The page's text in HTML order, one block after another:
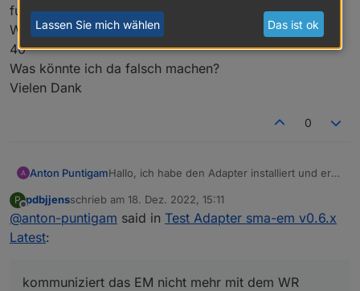
funktioniert es wieder.
Wechselrichter ist ein sunny tripower se STP10.0-3SE-
40
Was könnte ich da falsch machen?
Vielen Dank
0
Anton PuntigamHallo, ich habe den Adapter installiert und er
Werte. Jedoch nach 15-20 Minuten
kommuniziert das EM nicht mehr mit dem WR.
Wechselrichter ist ein sunny tripower se
P
Offline
pdbjjensschrieb am 18. Dez. 2022, 15:11
zuletzt editiert von
@anton-puntigam said in Test Adapter sma-em v0.6.x
Latest:
kommuniziert das EM nicht mehr mit dem WR
Lassen Sie mich wählen Das ist ok